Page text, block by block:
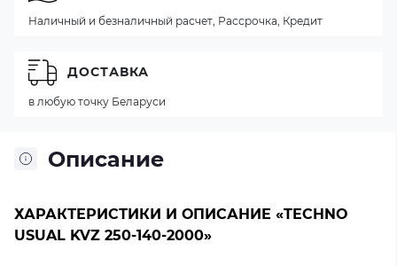
Описание
ХАРАКТЕРИСТИКИ И ОПИСАНИЕ «TECHNO
USUAL KVZ 250-140-2000»
Наличный и безналичный расчет, Рассрочка, Кредит
ДОСТАВКА
в любую точку Беларуси